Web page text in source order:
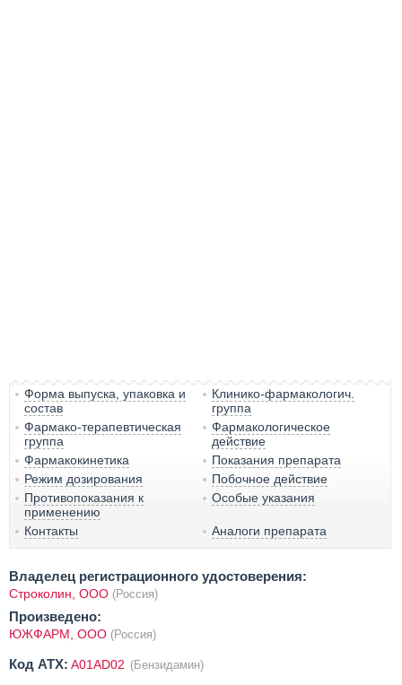
Форма выпуска, упаковка и
состав
Клинико-фармакологич.
группа
Фармако-терапевтическая
группа
Фармакологическое
действие
Фармакокинетика
Показания препарата
Режим дозирования
Побочное действие
Противопоказания к
применению
Особые указания
Контакты Аналоги препарата
Владелец регистрационного удостоверения:
Строколин, ООО (Россия)
Произведено:
ЮЖФАРМ, ООО (Россия)
Код ATX: A01AD02 (Бензидамин)